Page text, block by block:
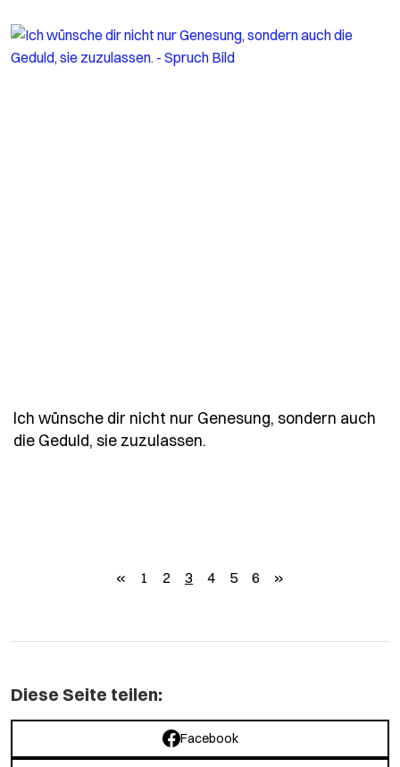
Ich wünsche dir nicht nur Genesung, sondern auch
die Geduld, sie zuzulassen.
« zurück
1 2 3 4 5 6 »
Diese Seite teilen:
Facebook